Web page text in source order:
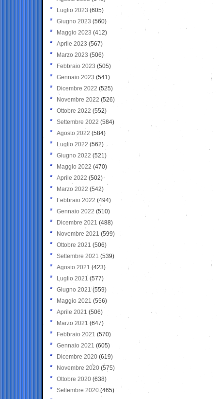
Luglio 2023 (605)
Giugno 2023 (560)
Maggio 2023 (412)
Aprile 2023 (567)
Marzo 2023 (506)
Febbraio 2023 (505)
Gennaio 2023 (541)
Dicembre 2022 (525)
Novembre 2022 (526)
Ottobre 2022 (552)
Settembre 2022 (584)
Agosto 2022 (584)
Luglio 2022 (562)
Giugno 2022 (521)
Maggio 2022 (470)
Aprile 2022 (502)
Marzo 2022 (542)
Febbraio 2022 (494)
Gennaio 2022 (510)
Dicembre 2021 (488)
Novembre 2021 (599)
Ottobre 2021 (506)
Settembre 2021 (539)
Agosto 2021 (423)
Luglio 2021 (577)
Giugno 2021(559)
Maggio 2021 (556)
Aprile 2021 (506)
Marzo 2021 (647)
Febbraio 2021 (570)
Gennaio 2021 (605)
Dicembre 2020 (619)
Novembre 2020 (575)
Ottobre 2020 (638)
Settembre 2020(465)